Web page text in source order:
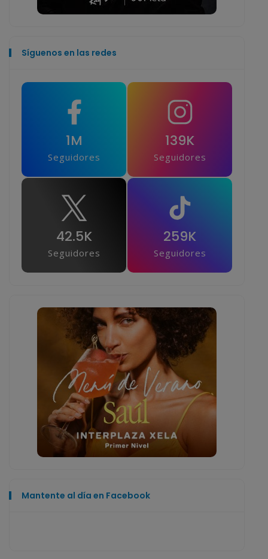
Síguenos en las redes
1M
Seguidores
139K
Seguidores
42.5K
Seguidores
259K
Seguidores
Mantente al día en Facebook